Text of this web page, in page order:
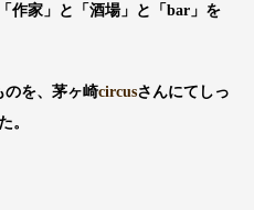
作家」と「酒場」と「bar」を
のを、茅ヶ崎circusさんにてしっ
。